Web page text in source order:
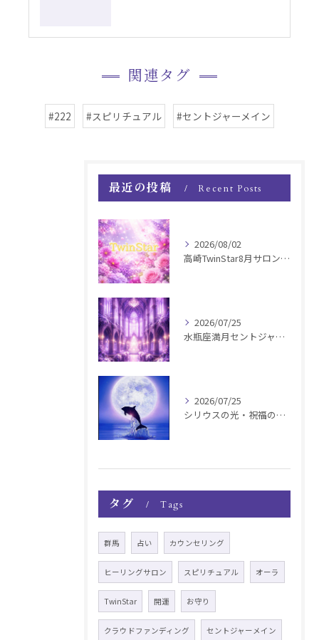
関連タグ
#222 #スピリチュアル #セントジャーメイン
最近の投稿 Recent Posts
2026/08/02
高崎TwinStar8月サロンお知らせ
2026/07/25
水瓶座満月セントジャーメインGSVF遠隔お知らせ
2026/07/25
シリウスの光・祝福の波動チャージ遠隔お知らせ〜銀河新年〜
タグ Tags
群馬 占い カウンセリング
ヒーリングサロン スピリチュアル オーラ
TwinStar 開運 お守り
クラウドファンディング セントジャーメイン